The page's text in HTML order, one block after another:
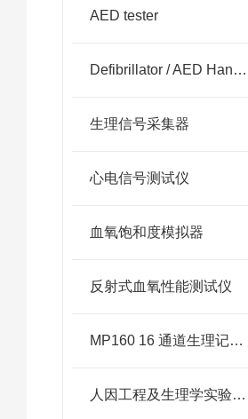
AED tester
Defibrillator / AED Handheld Tester
生理信号采集器
心电信号测试仪
血氧饱和度模拟器
反射式血氧性能测试仪
MP160 16 通道生理记录分析系统
人因工程及生理学实验设备